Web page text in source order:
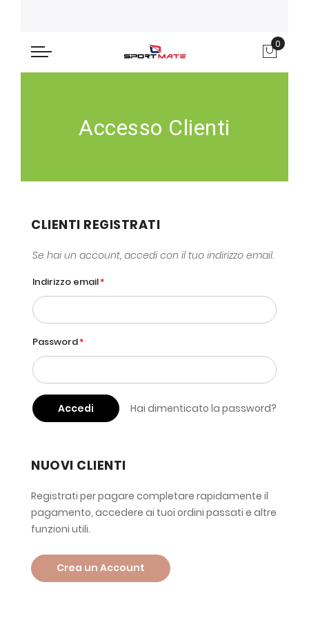
0
Accesso Clienti
CLIENTI REGISTRATI
Se hai un account, accedi con il tuo indirizzo email.
Indirizzo email
Password
Accedi Hai dimenticato la password?
NUOVI CLIENTI
Registrati per pagare completare rapidamente il
pagamento, accedere ai tuoi ordini passati e altre
funzioni utili.
Crea un Account